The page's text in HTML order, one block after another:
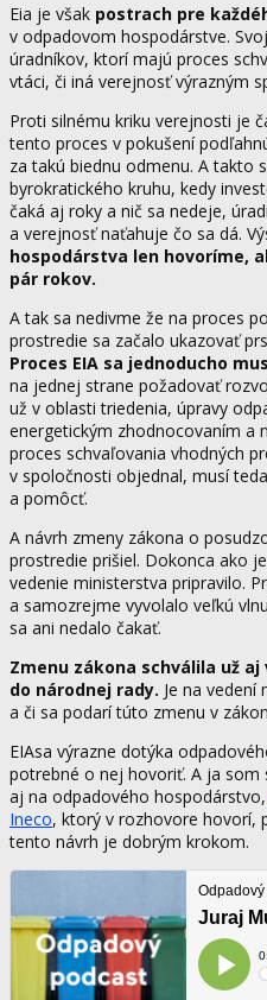
Eia je však postrach pre
v odpadovom hospodárstve.
úradníkov, ktorí majú proces
vtáci, či iná verejnosť výrazným
Proti silnému kriku verejnosti je
tento proces v pokušení
za takú biednu odmenu. A takto
byrokratického kruhu, kedy
čaká aj roky a nič sa nedeje,
a verejnosť naťahuje čo sa dá.
hospodárstva len hovoríme,
pár rokov.
A tak sa nedivme že na proces
prostredie sa začalo ukazovať
Proces EIA sa jednoducho
na jednej strane požadovať
už v oblasti triedenia, úpravy
energetickým zhodnocovaním a
proces schvaľovania vhodných
v spoločnosti objednal, musí
a pomôcť.
A návrh zmeny zákona o
prostredie prišiel. Dokonca ako
vedenie ministerstva pripravilo.
a samozrejme vyvolalo veľkú
sa ani nedalo čakať.
Zmenu zákona schválila už
do národnej rady. Je na
a či sa podarí túto zmenu v
EIAsa výrazne dotýka
potrebné o nej hovoriť. A ja som
aj na odpadového hospodárstvo,
Ineco, ktorý v rozhovore hovorí,
tento návrh je dobrým krokom.